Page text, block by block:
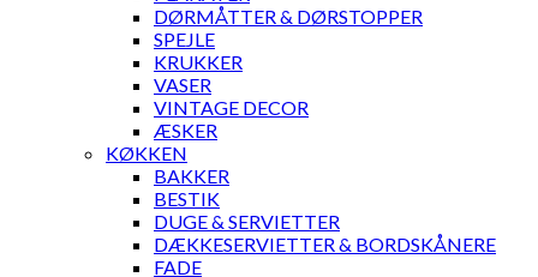
DØRMÅTTER & DØRSTOPPER
SPEJLE
KRUKKER
VASER
VINTAGE DECOR
ÆSKER
KØKKEN
BAKKER
BESTIK
DUGE & SERVIETTER
DÆKKESERVIETTER & BORDSKÅNERE
FADE